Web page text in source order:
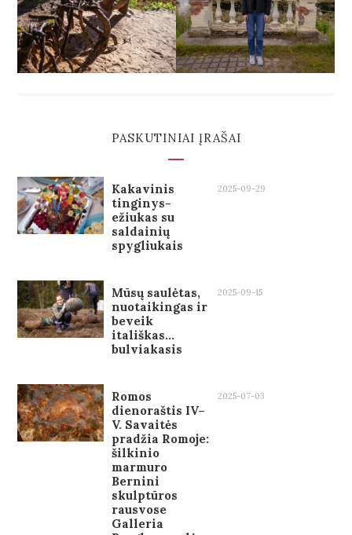
PASKUTINIAI ĮRAŠAI
Kakavinis
tinginys-
ežiukas su
saldainių
spygliukais
2025-09-29
Mūsų saulėtas,
nuotaikingas ir
beveik
itališkas…
bulviakasis
2025-09-15
Romos
dienoraštis IV–
V. Savaitės
pradžia Romoje:
šilkinio
marmuro
Bernini
skulptūros
rausvose
Galleria
2025-07-03